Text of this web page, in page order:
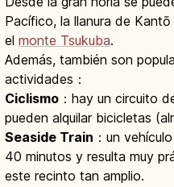
Pacífico, la llanura de
el monte Tsukuba.
Además, también son
actividades：
Ciclismo ：hay un circuito
pueden alquilar bicicletas
Seaside Train ：un
40 minutos y resulta muy
este recinto tan amplio.